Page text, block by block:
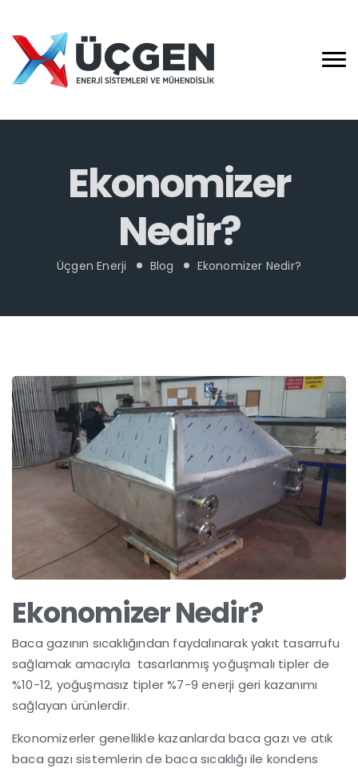
Ekonomizer
Nedir?
Üçgen Enerji Blog Ekonomizer Nedir?
Ekonomizer Nedir?
Baca gazının sıcaklığından faydalınarak yakıt tasarrufu
sağlamak amacıyla tasarlanmış yoğuşmalı tipler de
%10-12, yoğuşmasız tipler %7-9 enerji geri kazanımı
sağlayan ürünlerdir.
Ekonomizerler genellikle kazanlarda baca gazı ve atık
baca gazı sistemlerin de baca sıcaklığı ile kondens